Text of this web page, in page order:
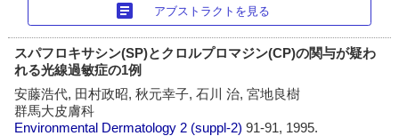
article アブストラクトを見る
スパフロキサシン(SP)とクロルプロマジン(CP)の関与が疑わ
れる光線過敏症の1例
安藤浩代, 田村政昭, 秋元幸子, 石川 治, 宮地良樹
群馬大皮膚科
Environmental Dermatology 2 (suppl-2)91-91, 1995.